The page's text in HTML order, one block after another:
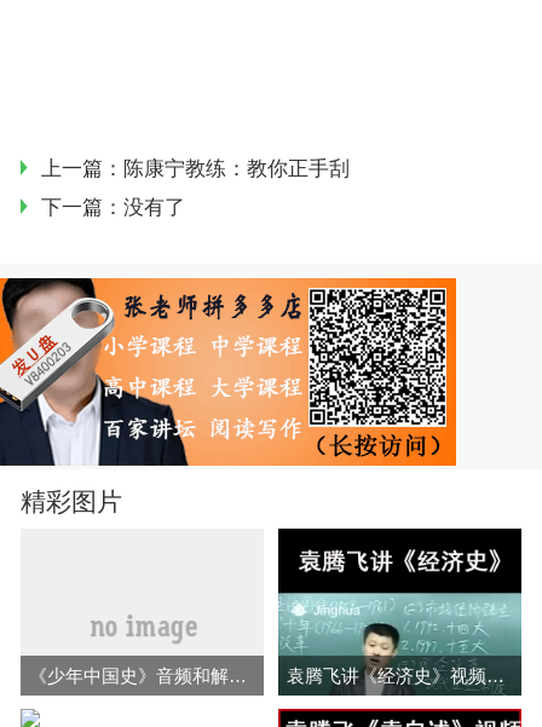
上一篇： 陈康宁教练：教你正手刮
下一篇：没有了
精彩图片
《少年中国史》音频和解说全集百度云百度网盘下载 袁腾飞讲《经济史》视频全7集百度网盘下载